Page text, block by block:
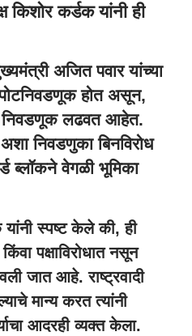
किशोर कर्डक यांनी ही
अजित पवार यांच्या
होत असून,
निवडणूक लढवत आहेत.
अशा निवडणुका बिनविरोध
ब्लॉकने वेगळी भूमिका
स्पष्ट केले की, ही
पक्षाविरोधात नसून
जात आहे. राष्ट्रवादी
मान्य करत त्यांनी
आदरही व्यक्त केला.